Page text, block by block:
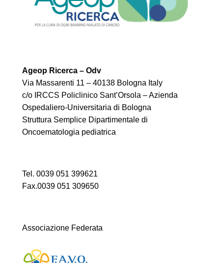
Ageop Ricerca – Odv
Via Massarenti 11 – 40138 Bologna Italy
c/o IRCCS Policlinico Sant’Orsola – Azienda
Ospedaliero-Universitaria di Bologna
Struttura Semplice Dipartimentale di
Oncoematologia pediatrica
Tel. 0039 051 399621
Fax.0039 051 309650
Associazione Federata